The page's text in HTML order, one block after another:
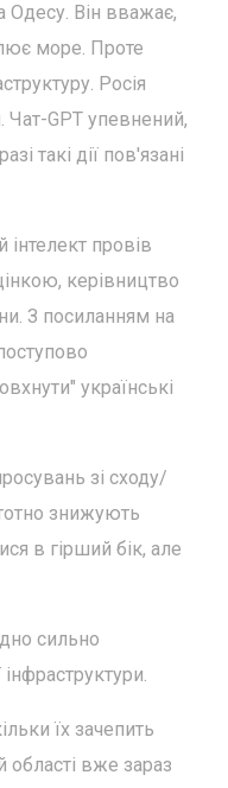
Одесу. Він вважає,
море. Проте
Росія
Чат-GPT упевнений,
такі дії пов'язані
провів
керівництво
З посиланням на
українські
зі сходу/
знижують
в гірший бік, але
сильно
їх зачепить
вже зараз